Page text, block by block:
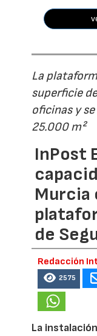
La
superficie
oficinas y
25.000 m²
InPost
Murcia
de
Redacción
2575
La